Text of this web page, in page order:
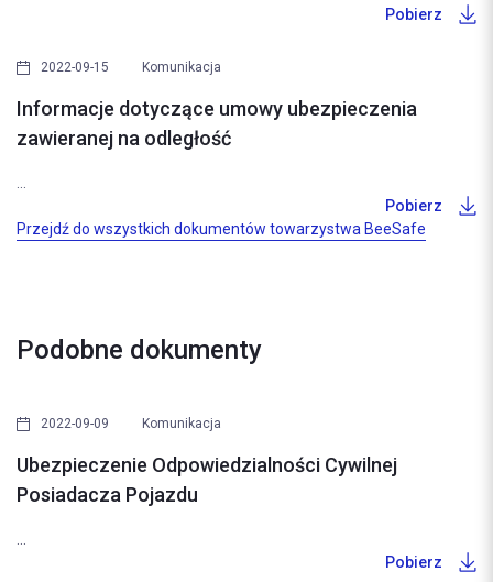
Pobierz
2022-09-15 Komunikacja
Informacje dotyczące umowy ubezpieczenia
zawieranej na odległość
Pobierz
Przejdź do wszystkich dokumentów towarzystwa BeeSafe
Podobne dokumenty
2022-09-09 Komunikacja
Ubezpieczenie Odpowiedzialności Cywilnej
Posiadacza Pojazdu
Pobierz